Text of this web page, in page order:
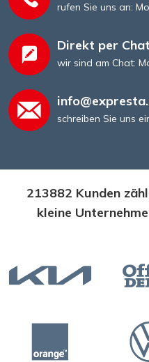
rufen Sie uns an:
Direkt per Chat
wir sind am Chat:
schreiben Sie uns
213882 Kunden
kleine